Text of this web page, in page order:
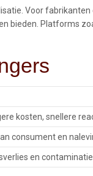
Voor fabrikanten
bieden. Platforms
kosten, snellere
consument en
en contaminatie